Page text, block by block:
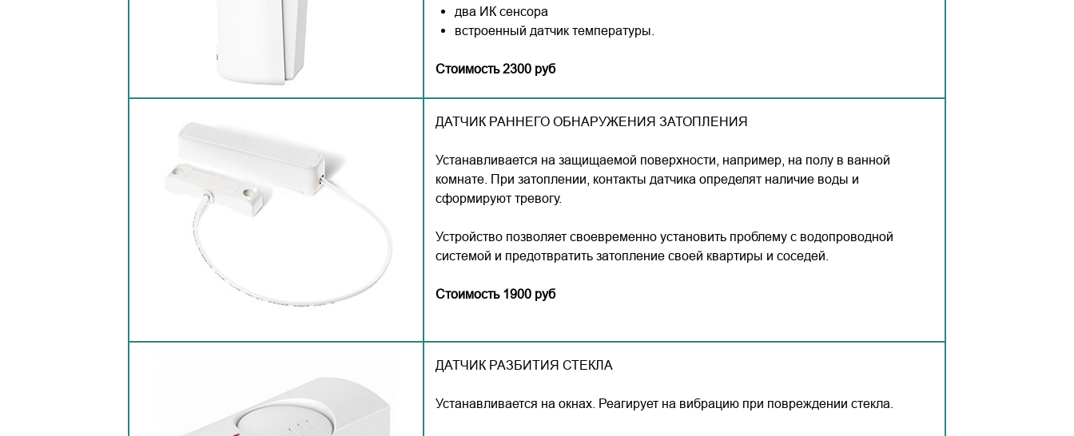
два ИК сенсора
встроенный датчик температуры.
Стоимость 2300 руб
ДАТЧИК РАННЕГО ОБНАРУЖЕНИЯ ЗАТОПЛЕНИЯ
Устанавливается на защищаемой поверхности, например, на полу в ванной
комнате. При затоплении, контакты датчика определят наличие воды и
сформируют тревогу.
Устройство позволяет своевременно установить проблему с водопроводной
системой и предотвратить затопление своей квартиры и соседей.
Стоимость 1900 руб
ДАТЧИК РАЗБИТИЯ СТЕКЛА
Устанавливается на окнах. Реагирует на вибрацию при повреждении стекла.